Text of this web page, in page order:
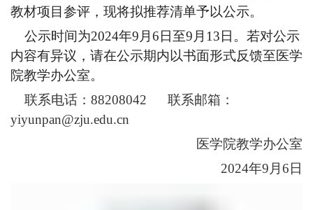
教材项目参评，现将拟推荐清单予以公示。
公示时间为2024年9月6日至9月13日。若对公示
内容有异议，请在公示期内以书面形式反馈至医学
院教学办公室。
联系电话： 88208042 联系邮箱：
yiyunpan@zju.edu.cn
医学院教学办公室
2024年9月6日